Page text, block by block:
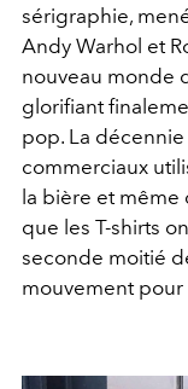
sérigraphie,
Andy Warhol et
nouveau monde
glorifiant
pop. La
commerciaux
la bière et
que les T-shirts
seconde moitié
mouvement pour